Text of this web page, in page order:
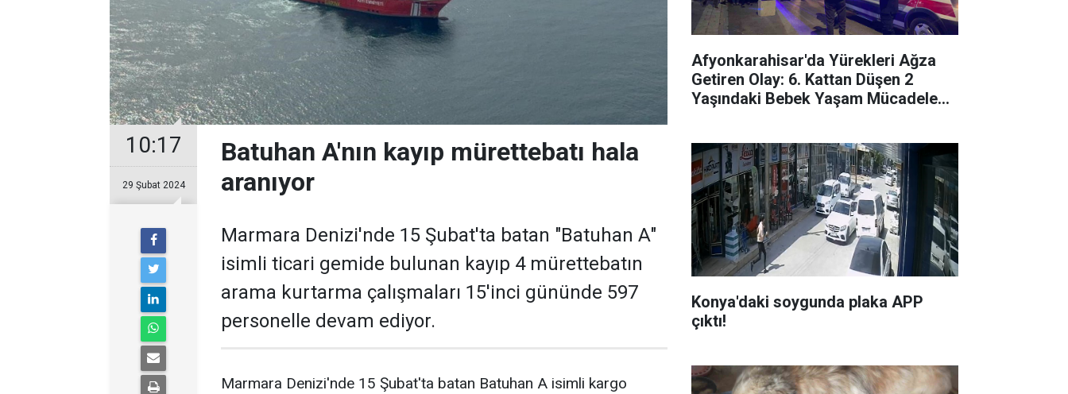
10:17
29 Şubat 2024
Batuhan A'nın kayıp mürettebatı hala
aranıyor
Marmara Denizi'nde 15 Şubat'ta batan "Batuhan A"
isimli ticari gemide bulunan kayıp 4 mürettebatın
arama kurtarma çalışmaları 15'inci gününde 597
personelle devam ediyor.
Marmara Denizi'nde 15 Şubat'ta batan Batuhan A isimli kargo
Afyonkarahisar'da Yürekleri Ağza
Getiren Olay: 6. Kattan Düşen 2
Yaşındaki Bebek Yaşam Mücadelesi
Konya'daki soygunda plaka APP
çıktı!